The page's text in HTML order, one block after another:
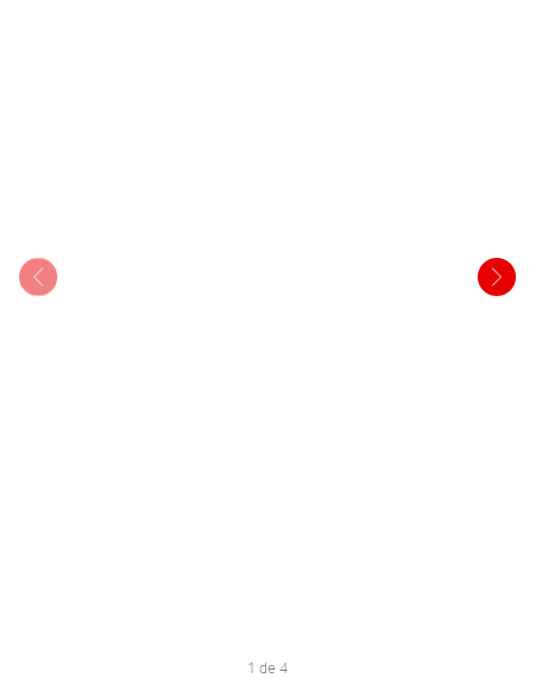
1 de 4